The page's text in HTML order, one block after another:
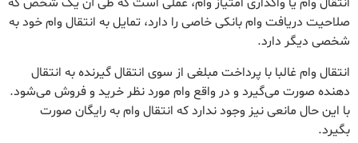
صلاحیت دریافت وام بانکی خاصی را دارد، تمایل به انتقال وام خود به
شخصی دیگر دارد.
انتقال وام غالبا با پرداخت مبلغی از سوی انتقال گیرنده به انتقال
دهنده صورت می‌گیرد و در واقع وام مورد نظر خرید و فروش می‌شود.
با این حال مانعی نیز وجود ندارد که انتقال وام به رایگان صورت
بگیرد.